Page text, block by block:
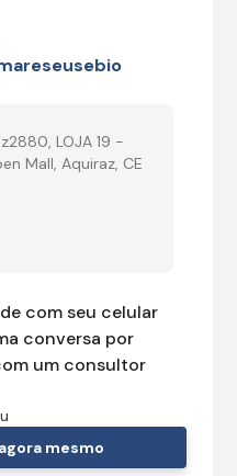
LOJA 19 -
Mall, Aquiraz, CE
com seu celular
conversa por
um consultor
mesmo